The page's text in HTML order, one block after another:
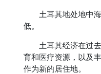
土耳其地处地中海
低。
土耳其经济在过去
育和医疗资源，以及
作为新的居住地。